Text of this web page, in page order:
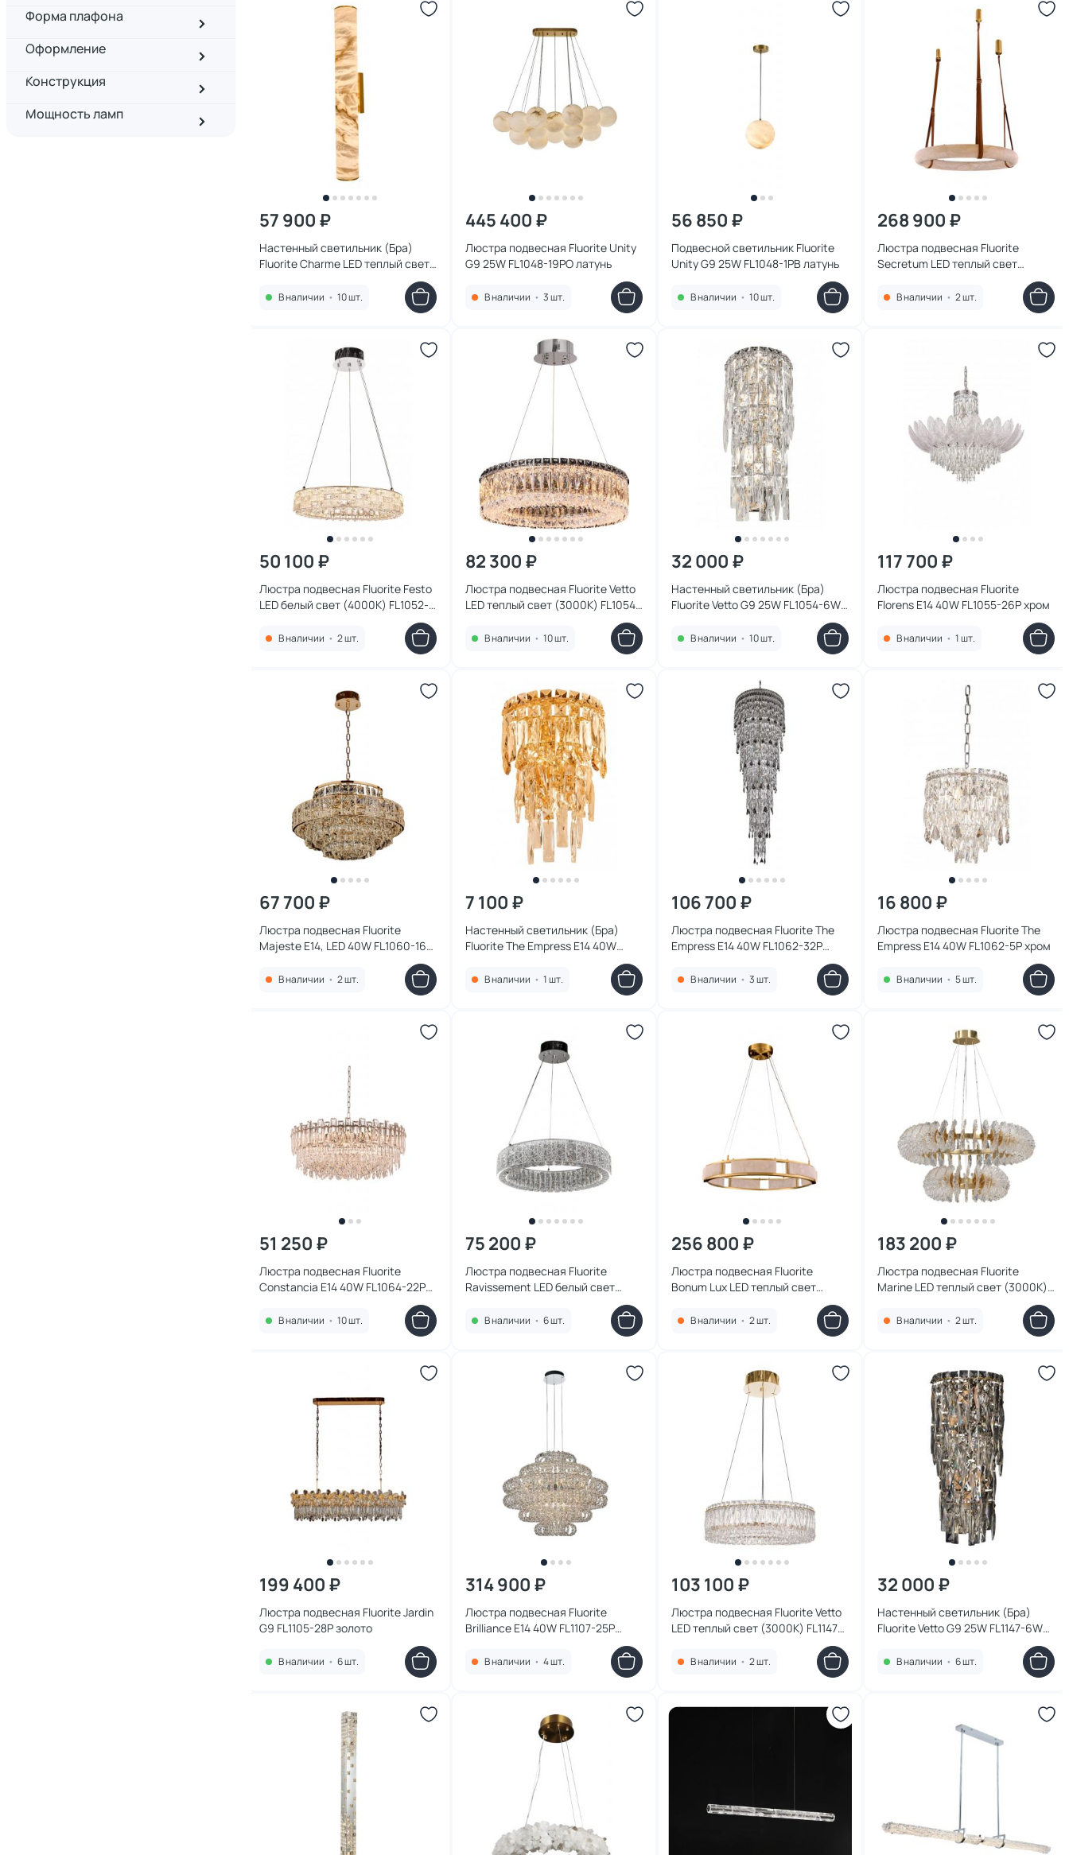
Форма плафона
Оформление
Конструкция
Мощность ламп
57 900 ₽
Настенный светильник (Бра)
Fluorite Charme LED теплый свет
В наличии • 10 шт.
445 400 ₽
Люстра подвесная Fluorite Unity
G9 25W FL1048-19PO латунь
В наличии • 3 шт.
56 850 ₽
Подвесной светильник Fluorite
Unity G9 25W FL1048-1PB латунь
В наличии • 10 шт.
268 900 ₽
Люстра подвесная Fluorite
Secretum LED теплый свет
В наличии • 2 шт.
50 100 ₽
Люстра подвесная Fluorite Festo
LED белый свет (4000K) FL1052-
В наличии • 2 шт.
82 300 ₽
Люстра подвесная Fluorite Vetto
LED теплый свет (3000K) FL1054-
В наличии • 10 шт.
32 000 ₽
Настенный светильник (Бра)
Fluorite Vetto G9 25W FL1054-6W
В наличии • 10 шт.
117 700 ₽
Люстра подвесная Fluorite
Florens E14 40W FL1055-26P хром
В наличии • 1 шт.
67 700 ₽
Люстра подвесная Fluorite
Majeste E14, LED 40W FL1060-16P
В наличии • 2 шт.
7 100 ₽
Настенный светильник (Бра)
Fluorite The Empress E14 40W
В наличии • 1 шт.
106 700 ₽
Люстра подвесная Fluorite The
Empress E14 40W FL1062-32P
В наличии • 3 шт.
16 800 ₽
Люстра подвесная Fluorite The
Empress E14 40W FL1062-5P хром
В наличии • 5 шт.
51 250 ₽
Люстра подвесная Fluorite
Constancia E14 40W FL1064-22P
В наличии • 10 шт.
75 200 ₽
Люстра подвесная Fluorite
Ravissement LED белый свет
В наличии • 6 шт.
256 800 ₽
Люстра подвесная Fluorite
Bonum Lux LED теплый свет
В наличии • 2 шт.
183 200 ₽
Люстра подвесная Fluorite
Marine LED теплый свет (3000K)
В наличии • 2 шт.
199 400 ₽
Люстра подвесная Fluorite Jardin
G9 FL1105-28P золото
В наличии • 6 шт.
314 900 ₽
Люстра подвесная Fluorite
Brilliance E14 40W FL1107-25P
В наличии • 4 шт.
103 100 ₽
Люстра подвесная Fluorite Vetto
LED теплый свет (3000K) FL1147-
В наличии • 2 шт.
32 000 ₽
Настенный светильник (Бра)
Fluorite Vetto G9 25W FL1147-6W
В наличии • 6 шт.